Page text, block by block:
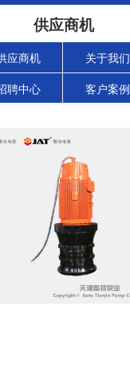
供应商机
应商机 关于我们
聘中心 客户案例